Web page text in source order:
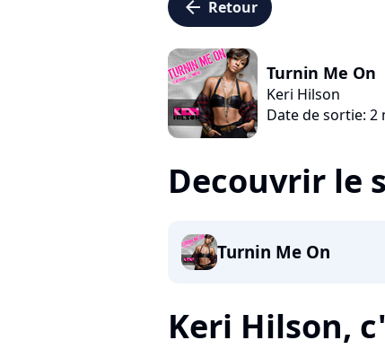
arrow_left Retour
Turnin Me On
Keri Hilson
Date de sortie: 2
Decouvrir le
Turnin Me On
Keri Hilson,